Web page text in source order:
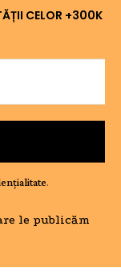
CELOR +300K
.
le publicăm